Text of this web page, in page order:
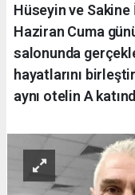
Hüseyin ve Sakine
Haziran Cuma
salonunda
hayatlarını
aynı otelin A